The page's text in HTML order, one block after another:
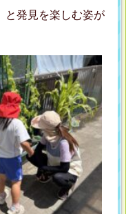
と発見を楽しむ姿が